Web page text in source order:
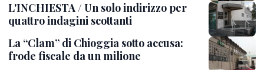
L'INCHIESTA / Un solo indirizzo per
quattro indagini scottanti
La “Clam” di Chioggia sotto accusa:
frode fiscale da un milione